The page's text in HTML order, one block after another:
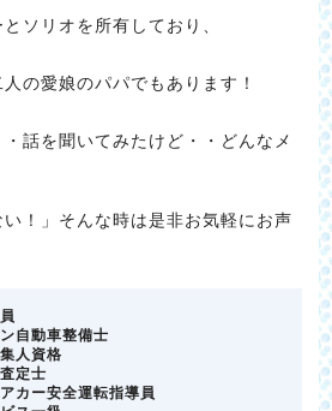
ソリオを所有しており、
の愛娘のパパでもあります！
・話を聞いてみたけど・・どんなメ
！」そんな時は是非お気軽にお声
自動車整備士
人資格
定士
カー安全運転指導員